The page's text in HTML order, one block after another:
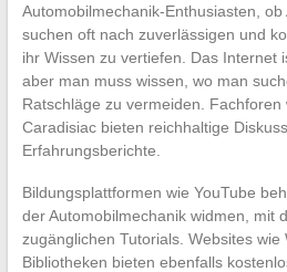
Automobilmechanik-Enthusiasten, ob
suchen oft nach zuverlässigen und
ihr Wissen zu vertiefen. Das Internet
aber man muss wissen, wo man
Ratschläge zu vermeiden.
Caradisiac bieten reichhaltige
Erfahrungsberichte.
Bildungsplattformen wie YouTube
der Automobilmechanik widmen, mit
zugänglichen Tutorials. Websites wie
Bibliotheken bieten ebenfalls